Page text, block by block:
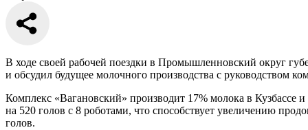
В ходе своей рабочей поездки в Промышленновский округ
и обсудил будущее молочного производства с руководством
Комплекс «Вагановский» производит 17% молока в Кузбассе
на 520 голов с 8 роботами, что способствует увеличению
голов.